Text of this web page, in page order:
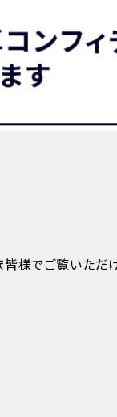
ンフ
す
様でご覧いただ